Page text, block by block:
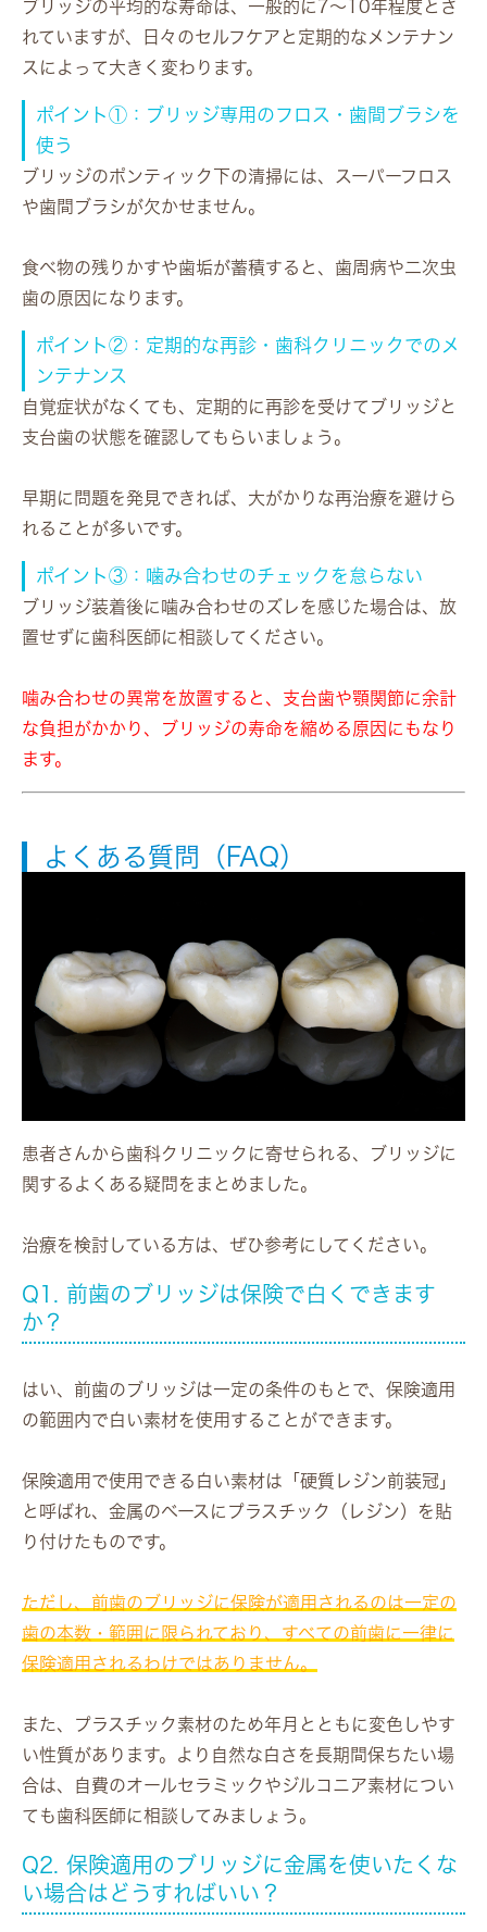
ブリッジの平均的な寿命は、一般的に7〜10年程度 とさ
れていますが、日々のセルフケアと定期的なメンテナン
スによって大きく変わります。
ポイント①：ブリッジ専用のフロス・歯間ブラシを
使う
ブリッジのポンティック下の清掃には、スーパーフロス
や歯間ブラシが欠かせません。
食べ物の残りかすや歯垢が蓄積すると、歯周病や二次虫
歯の原因になります。
ポイント②：定期的な再診・歯科クリニックでのメ
ンテナンス
自覚症状がなくても、定期的に再診を受けてブリッジと
支台歯の状態を確認してもらいましょう。
早期に問題を発見できれば、大がかりな再治療を避けら
れることが多いです。
ポイント③：噛み合わせのチェックを怠らない
ブリッジ装着後に噛み合わせのズレを感じた場合は、放
置せずに歯科医師に相談してください。
噛み合わせの異常を放置すると、支台歯や顎関節に余計
な負担がかかり、ブリッジの寿命を縮める原因にもなり
ます。
よくある質問（FAQ）
患者さんから歯科クリニックに寄せられる、ブリッジに
関するよくある疑問をまとめました。
治療を検討している方は、ぜひ参考にしてください。
Q1. 前歯のブリッジは保険で白くできます
か？
はい、前歯のブリッジは一定の条件のもとで、保険適用
の範囲内で白い素材を使用することができます。
保険適用で使用できる白い素材は「硬質レジン前装冠」
と呼ばれ、金属のベースにプラスチック（レジン）を貼
り付けたものです。
ただし、前歯のブリッジに保険が適用されるのは一定の
歯の本数・範囲に限られており、すべての前歯に一律に
保険適用されるわけではありません。
また、プラスチック素材のため年月とともに変色しやす
い性質があります。より自然な白さを長期間保ちたい場
合は、自費のオールセラミックやジルコニア素材につい
ても歯科医師に相談してみましょう。
Q2. 保険適用のブリッジに金属を使いたくな
い場合はどうすればいい？